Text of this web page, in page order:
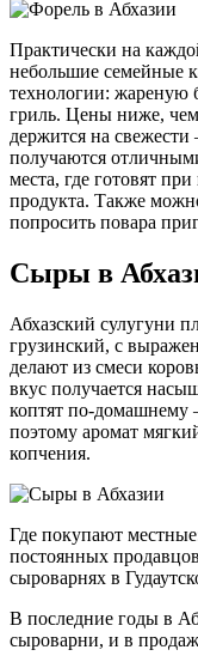
Практически на
небольшие семейные
технологии: жареную
гриль. Цены ниже,
держится на
получаются
места, где готовят
продукта. Также
попросить повара
Сыры в
Абхазский сулугуни
грузинский, с
делают из смеси
вкус получается
коптят по-
поэтому аромат
копчения.
Где покупают
постоянных
сыроварнях в
В последние годы в
сыроварни, и в